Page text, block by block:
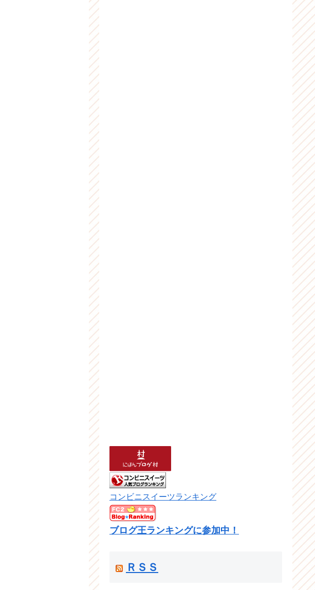
コンビニスイーツランキング
ブログ王ランキングに参加中！
ＲＳＳ